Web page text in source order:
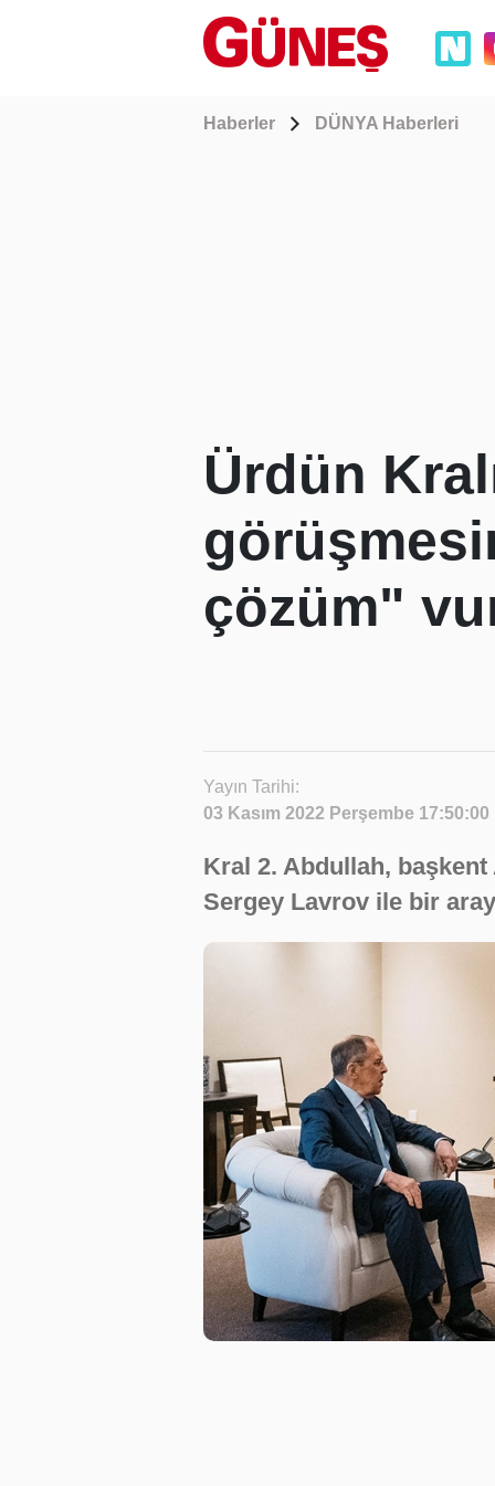
Haberler DÜNYA Haberleri
Ürdün
çözüm"
Yayın Tarihi:
03 Kasım 2022 Perşembe 17:50:00
Kral 2. Abdullah, başkent
Sergey Lavrov ile bir